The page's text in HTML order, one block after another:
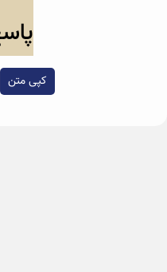
کپی متن